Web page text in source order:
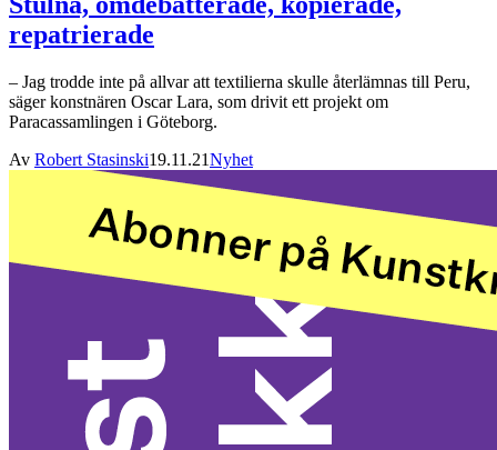
repatrierade
– Jag trodde inte på allvar att textilierna skulle återlämnas till Peru,
säger konstnären Oscar Lara, som drivit ett projekt om
Paracassamlingen i Göteborg.
Av Robert Stasinski19.11.21Nyhet